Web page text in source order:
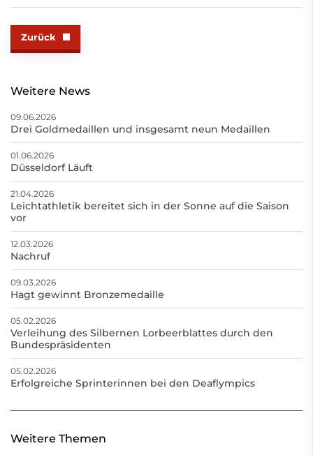
Zurück
Weitere News
09.06.2026
Drei Goldmedaillen und insgesamt neun Medaillen
01.06.2026
Düsseldorf Läuft
21.04.2026
Leichtathletik bereitet sich in der Sonne auf die Saison
vor
12.03.2026
Nachruf
09.03.2026
Hagt gewinnt Bronzemedaille
05.02.2026
Verleihung des Silbernen Lorbeerblattes durch den
Bundespräsidenten
05.02.2026
Erfolgreiche Sprinterinnen bei den Deaflympics
Weitere Themen